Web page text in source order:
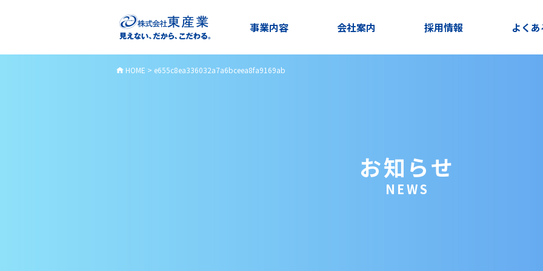
事業内容 会社案内 採用情報 よく
HOME > e655c8ea336032a7a6bceea8fa9169ab
お知らせ
NEWS